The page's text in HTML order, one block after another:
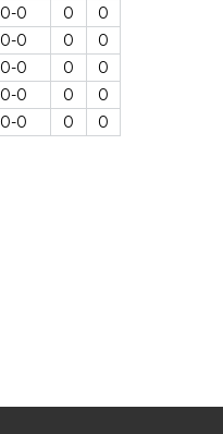
0-0 0
0
0-0 0
0
0-0 0
0
0-0 0
0
0-0 0 0